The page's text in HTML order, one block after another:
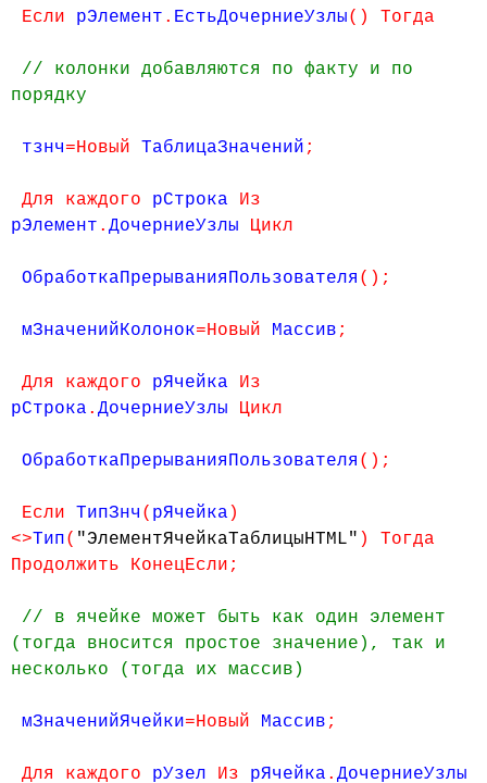
Если рЭлемент . ЕстьДочерниеУзлы() Тогда
// колонки добавляются по факту и по
порядку
тзнч=Новый ТаблицаЗначений ;
Для каждого рСтрока Из
рЭлемент . ДочерниеУзлы Цикл
ОбработкаПрерыванияПользователя ();
мЗначенийКолонок=Новый Массив ;
Для каждого рЯчейка Из
рСтрока . ДочерниеУзлы Цикл
ОбработкаПрерыванияПользователя ();
Если ТипЗнч ( рЯчейка )
<>Тип( "ЭлементЯчейкаТаблицыHTML" ) Тогда
Продолжить КонецЕсли;
// в ячейке может быть как один элемент
(тогда вносится простое значение), так и
несколько (тогда их массив)
мЗначенийЯчейки=Новый Массив ;
Для каждого рУзел Из рЯчейка . ДочерниеУзлы